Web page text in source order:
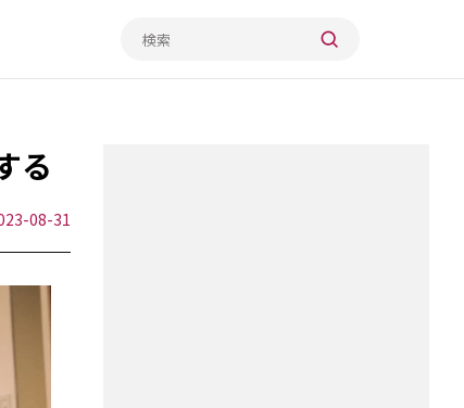
る
08-31